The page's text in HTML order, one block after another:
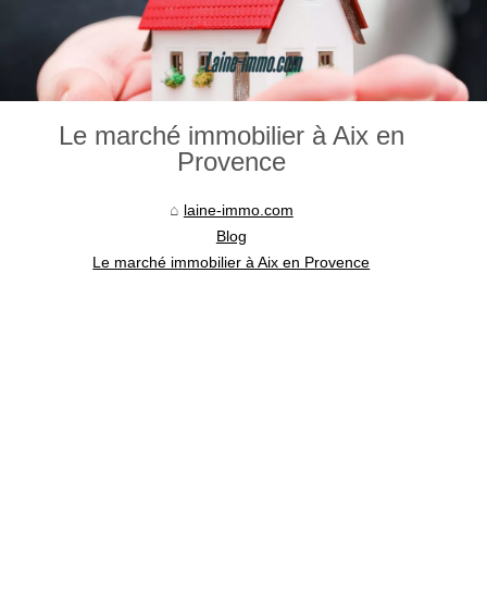
Le marché immobilier à Aix en
Provence
laine-immo.com
Blog
Le marché immobilier à Aix en Provence